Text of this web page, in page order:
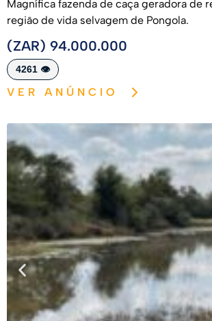
Magnífica fazenda de caça geradora de
região de vida selvagem de Pongola.
(ZAR) 94.000.000
4261 👁️
VER ANÚNCIO